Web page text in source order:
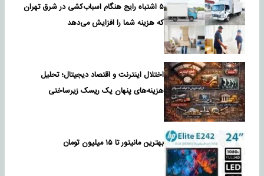
۵ اشتباه رایج هنگام اسباب‌کشی در شرق تهران
که هزینه شما را افزایش می‌دهد
اختلال اینترنت و اقتصاد دیجیتال؛ تحلیل
هزینه‌های پنهان یک ریسک زیرساختی
بهترین مانیتور تا ۱۵ میلیون تومان